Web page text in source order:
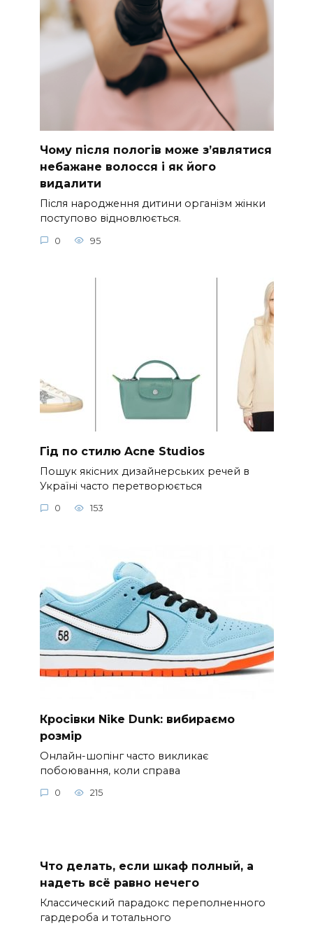
Чому після пологів може з’являтися
небажане волосся і як його
видалити
Після народження дитини організм жінки
поступово відновлюється.
0 95
Гід по стилю Acne Studios
Пошук якісних дизайнерських речей в
Україні часто перетворюється
0 153
Кросівки Nike Dunk: вибираємо
розмір
Онлайн-шопінг часто викликає
побоювання, коли справа
0 215
Что делать, если шкаф полный, а
надеть всё равно нечего
Классический парадокс переполненного
гардероба и тотального